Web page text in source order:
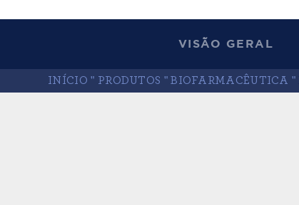
VISÃO GERAL
INÍCIO " PRODUTOS "BIOFARMACÊUTICA "